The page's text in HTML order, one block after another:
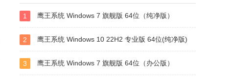
1 鹰王系统 Windows 7 旗舰版 64位（纯净版）
2 鹰王系统 Windows 10 22H2 专业版 64位(纯净版)
3 鹰王系统 Windows 7 旗舰版 64位（办公版）